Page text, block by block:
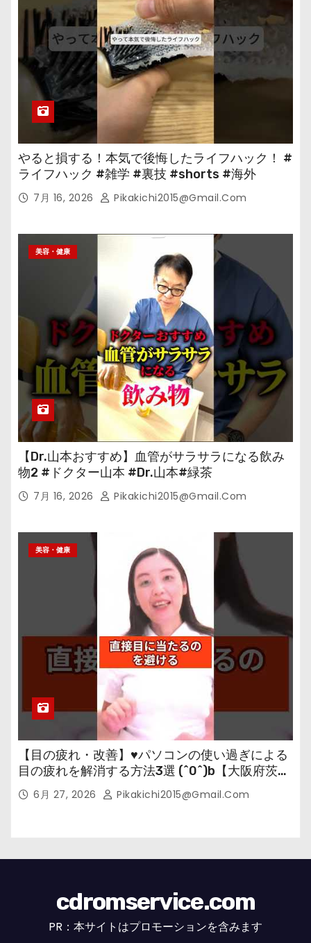
やると損する！本気で後悔したライフハック！ #
ライフハック #雑学 #裏技 #shorts #海外
7月 16, 2026 Pikakichi2015@gmail.com
美容・健康
【Dr.山本おすすめ】血管がサラサラになる飲み
物2 #ドクター山本 #Dr.山本#緑茶
7月 16, 2026 Pikakichi2015@gmail.com
美容・健康
【目の疲れ・改善】♥パソコンの使い過ぎによる
目の疲れを解消する方法3選 (^0^)b【大阪府茨木
市の女性・美容鍼灸・整体師が教えます。】
6月 27, 2026 Pikakichi2015@gmail.com
cdromservice.com
PR：本サイトはプロモーションを含みます